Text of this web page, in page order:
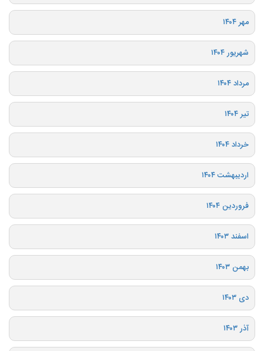
مهر ۱۴۰۴
شهریور ۱۴۰۴
مرداد ۱۴۰۴
تیر ۱۴۰۴
خرداد ۱۴۰۴
اردیبهشت ۱۴۰۴
فروردین ۱۴۰۴
اسفند ۱۴۰۳
بهمن ۱۴۰۳
دی ۱۴۰۳
آذر ۱۴۰۳